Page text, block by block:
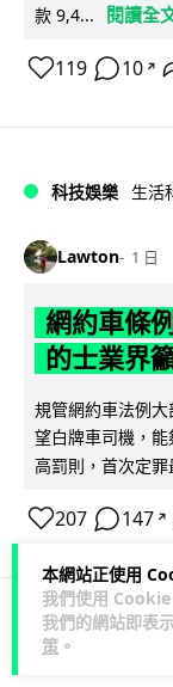
本網站正使用
我們使用
我們的網站即表
策 。
款 9,4...
閱讀全
119 10 ↗
科技娛樂 生活
Lawton 1 日
網約車條
的士業界
規管網約車法例
望白牌車司機，
高罰則，首次定
207 147 ↗
人工智能